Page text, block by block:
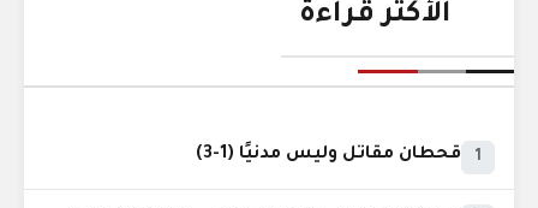
الأكثر قراءة
1 قحطان مقاتل وليس مدنيًا (1-3)